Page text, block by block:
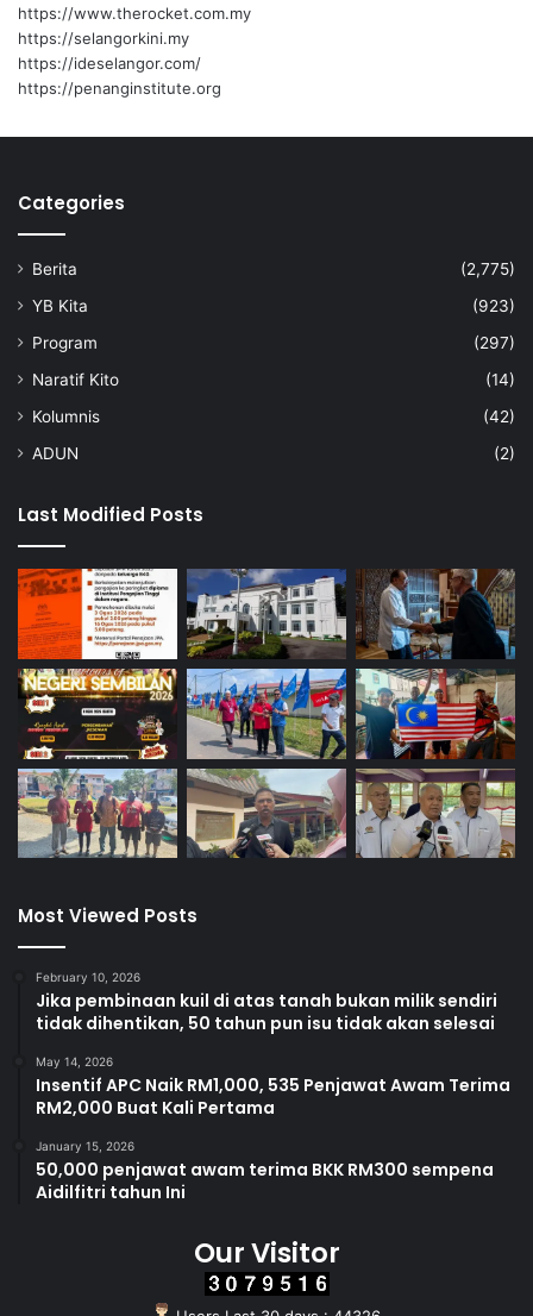
https://www.therocket.com.my
https://selangorkini.my
https://ideselangor.com/
https://penanginstitute.org
Categories
Berita
(2,775)
YB Kita
(923)
Program
(297)
Naratif Kito
(14)
Kolumnis
(42)
ADUN
(2)
Last Modified Posts
Most Viewed Posts
February 10, 2026
Jika pembinaan kuil di atas tanah bukan milik sendiri
tidak dihentikan, 50 tahun pun isu tidak akan selesai
May 14, 2026
Insentif APC Naik RM1,000, 535 Penjawat Awam Terima
RM2,000 Buat Kali Pertama
January 15, 2026
50,000 penjawat awam terima BKK RM300 sempena
Aidilfitri tahun Ini
Our Visitor